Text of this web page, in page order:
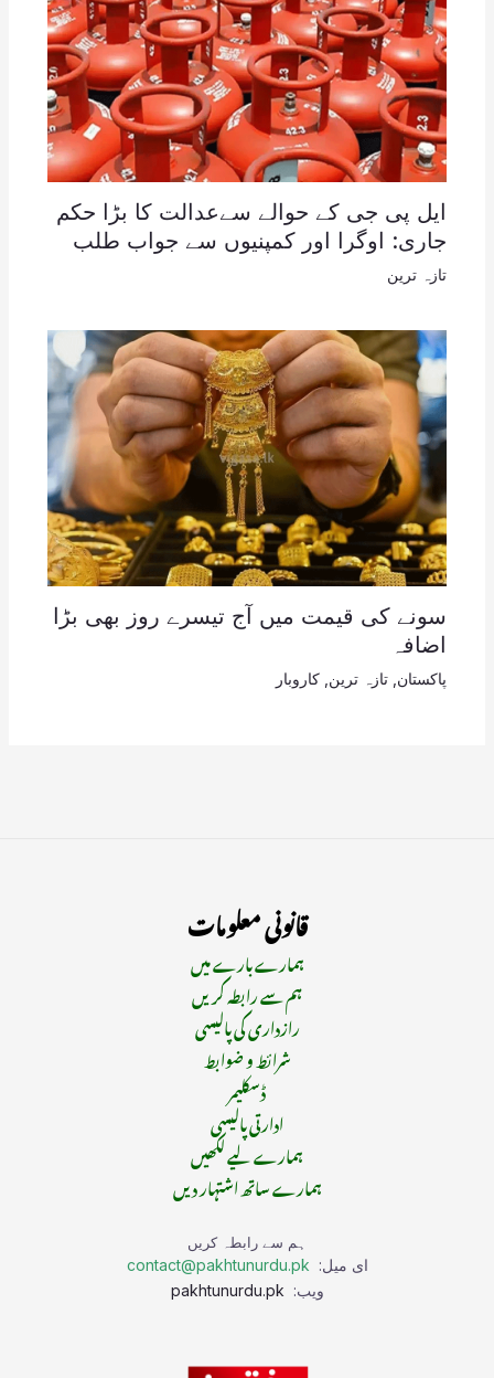
ایل پی جی کے حوالے سےعدالت کا بڑا حکم
جاری: اوگرا اور کمپنیوں سے جواب طلب
تازہ ترین
سونے کی قیمت میں آج تیسرے روز بھی بڑا
اضافہ
پاکستان, تازہ ترین, کاروبار
قانونی معلومات
ہمارے بارے میں
ہم سے رابطہ کریں
رازداری کی پالیسی
شرائط و ضوابط
ڈسکلیمر
ادارتی پالیسی
ہمارے لیے لکھیں
ہمارے ساتھ اشتہار دیں
ہم سے رابطہ کریں
ای میل: contact@pakhtunurdu.pk
ویب: